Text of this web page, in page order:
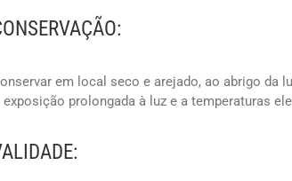
em local seco e arejado, ao abrigo da
exposição prolongada à luz e a temperaturas